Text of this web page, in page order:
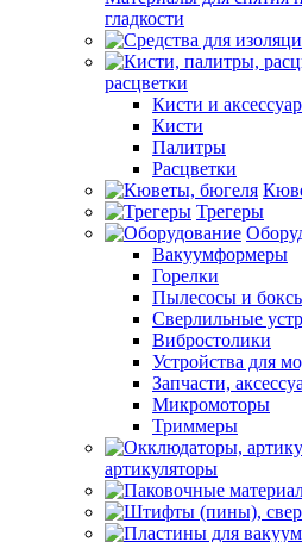
гладкости
расцветки
Кисти и
Кисти
Палитры
Расцветки
Трегеры
Вакуумформеры
Горелки
Пылесосы и
Сверлильные
Вибростолики
Устройства для
Запчасти,
Микромоторы
Триммеры
артикуляторы